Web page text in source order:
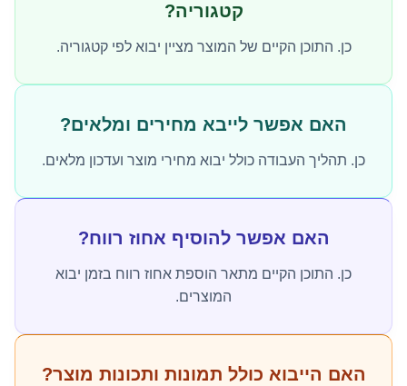
קטגוריה?
כן. התוכן הקיים של המוצר מציין יבוא לפי קטגוריה.
האם אפשר לייבא מחירים ומלאים?
כן. תהליך העבודה כולל יבוא מחירי מוצר ועדכון מלאים.
האם אפשר להוסיף אחוז רווח?
כן. התוכן הקיים מתאר הוספת אחוז רווח בזמן יבוא
המוצרים.
האם הייבוא כולל תמונות ותכונות מוצר?